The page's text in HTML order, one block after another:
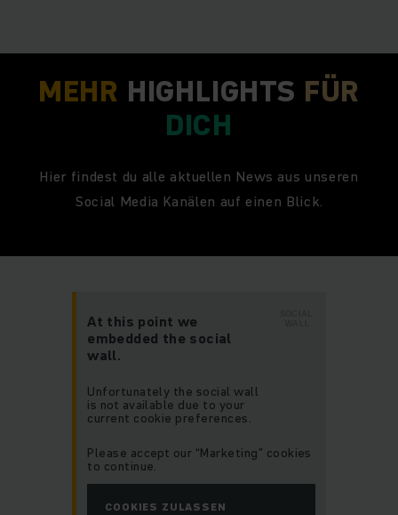
MEHR HIGHLIGHTS FÜR
DICH
Hier findest du alle aktuellen News aus unseren
Social Media Kanälen auf einen Blick.
At this point we
embedded the social
wall.
Unfortunately the social wall
is not available due to your
current cookie preferences.
Please accept our “Marketing” cookies
to continue.
COOKIES ZULASSEN